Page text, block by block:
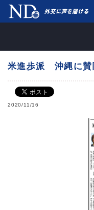
米進歩派 沖縄に
2020/11/16